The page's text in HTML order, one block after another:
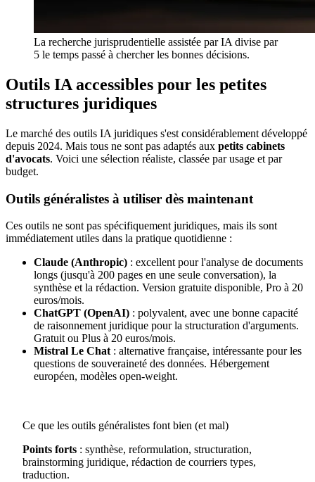
La recherche jurisprudentielle assistée par IA divise par
5 le temps passé à chercher les bonnes décisions.
Outils IA accessibles pour les petites
structures juridiques
Le marché des outils IA juridiques s'est considérablement développé
depuis 2024. Mais tous ne sont pas adaptés aux petits cabinets
d'avocats. Voici une sélection réaliste, classée par usage et par
budget.
Outils généralistes à utiliser dès maintenant
Ces outils ne sont pas spécifiquement juridiques, mais ils sont
immédiatement utiles dans la pratique quotidienne :
Claude (Anthropic) : excellent pour l'analyse de documents
longs (jusqu'à 200 pages en une seule conversation), la
synthèse et la rédaction. Version gratuite disponible, Pro à 20
euros/mois.
ChatGPT (OpenAI) : polyvalent, avec une bonne capacité
de raisonnement juridique pour la structuration d'arguments.
Gratuit ou Plus à 20 euros/mois.
Mistral Le Chat : alternative française, intéressante pour les
questions de souveraineté des données. Hébergement
européen, modèles open-weight.
Ce que les outils généralistes font bien (et mal)
Points forts : synthèse, reformulation, structuration,
brainstorming juridique, rédaction de courriers types,
traduction.